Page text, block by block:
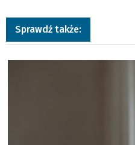
Sprawdź także:
a